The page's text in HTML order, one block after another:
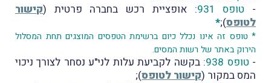
- טופס 931 : אופציית רכש בחברה פרטית (קישור
לטופס);
*
* טופס זה אינו נכלל כיום ברשימת הטפסים המוצגים תחת המסלול
הירוק באתר של רשות המסים.
- טופס 938
: בקשה לקביעת עלות לני"ע נסחר לצורך ניכוי
המס במקור (קישור לטופס);